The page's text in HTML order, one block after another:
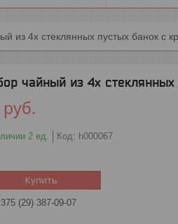
из 4х стеклянных пустых банок с
чайный из 4х
руб.
2 ед. Код: h000067
Купить
(29) 387-09-07